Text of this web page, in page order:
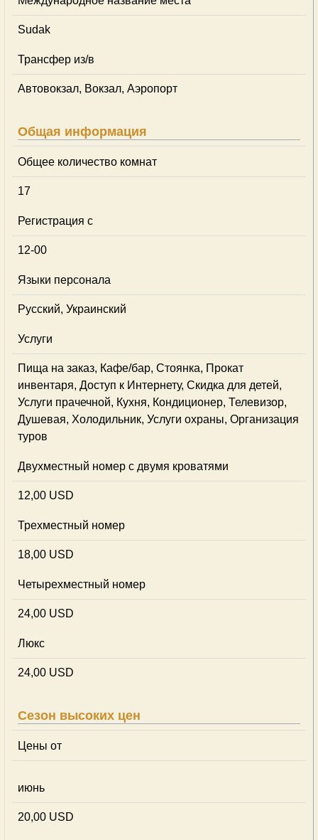
Sudak
Трансфер из/в
Автовокзал, Вокзал, Аэропорт
Общая информация
Общее количество комнат
17
Регистрация с
12-00
Языки персонала
Русский, Украинский
Услуги
Пища на заказ, Кафе/бар, Стоянка, Прокат
инвентаря, Доступ к Интернету, Скидка для детей,
Услуги прачечной, Кухня, Кондиционер, Телевизор,
Душевая, Холодильник, Услуги охраны, Организация
туров
Двухместный номер с двумя кроватями
12,00 USD
Трехместный номер
18,00 USD
Четырехместный номер
24,00 USD
Люкс
24,00 USD
Сезон высоких цен
Цены от
июнь
20,00 USD